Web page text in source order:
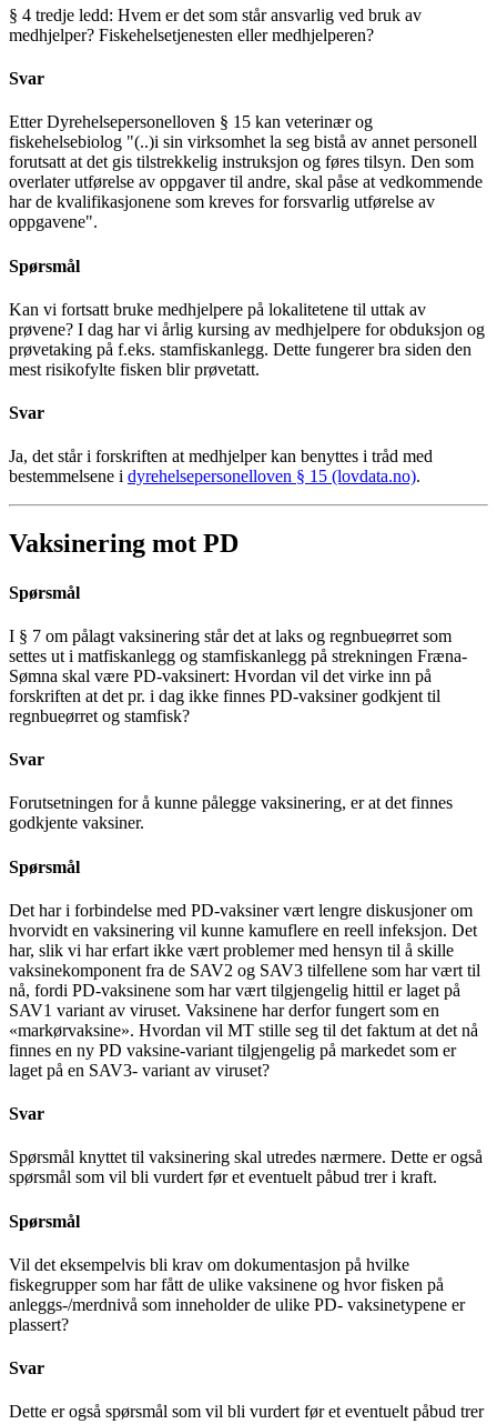
§ 4 tredje ledd: Hvem er det som står ansvarlig ved bruk av
medhjelper? Fiskehelsetjenesten eller medhjelperen?
Svar
Etter Dyrehelsepersonelloven § 15 kan veterinær og
fiskehelsebiolog "(..)i sin virksomhet la seg bistå av annet personell
forutsatt at det gis tilstrekkelig instruksjon og føres tilsyn. Den som
overlater utførelse av oppgaver til andre, skal påse at vedkommende
har de kvalifikasjonene som kreves for forsvarlig utførelse av
oppgavene".
Spørsmål
Kan vi fortsatt bruke medhjelpere på lokalitetene til uttak av
prøvene? I dag har vi årlig kursing av medhjelpere for obduksjon og
prøvetaking på f.eks. stamfiskanlegg. Dette fungerer bra siden den
mest risikofylte fisken blir prøvetatt.
Svar
Ja, det står i forskriften at medhjelper kan benyttes i tråd med
bestemmelsene i dyrehelsepersonelloven § 15 (lovdata.no).
Vaksinering mot PD
Spørsmål
I § 7 om pålagt vaksinering står det at laks og regnbueørret som
settes ut i matfiskanlegg og stamfiskanlegg på strekningen Fræna-
Sømna skal være PD-vaksinert: Hvordan vil det virke inn på
forskriften at det pr. i dag ikke finnes PD-vaksiner godkjent til
regnbueørret og stamfisk?
Svar
Forutsetningen for å kunne pålegge vaksinering, er at det finnes
godkjente vaksiner.
Spørsmål
Det har i forbindelse med PD-vaksiner vært lengre diskusjoner om
hvorvidt en vaksinering vil kunne kamuflere en reell infeksjon. Det
har, slik vi har erfart ikke vært problemer med hensyn til å skille
vaksinekomponent fra de SAV2 og SAV3 tilfellene som har vært til
nå, fordi PD-vaksinene som har vært tilgjengelig hittil er laget på
SAV1 variant av viruset. Vaksinene har derfor fungert som en
«markørvaksine». Hvordan vil MT stille seg til det faktum at det nå
finnes en ny PD vaksine-variant tilgjengelig på markedet som er
laget på en SAV3- variant av viruset?
Svar
Spørsmål knyttet til vaksinering skal utredes nærmere. Dette er også
spørsmål som vil bli vurdert før et eventuelt påbud trer i kraft.
Spørsmål
Vil det eksempelvis bli krav om dokumentasjon på hvilke
fiskegrupper som har fått de ulike vaksinene og hvor fisken på
anleggs-/merdnivå som inneholder de ulike PD- vaksinetypene er
plassert?
Svar
Dette er også spørsmål som vil bli vurdert før et eventuelt påbud trer